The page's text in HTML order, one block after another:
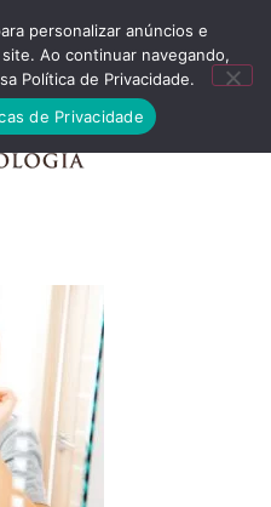
personalizar anúncios e
Ao continuar navegando,
Política de Privacidade.
de Privacidade